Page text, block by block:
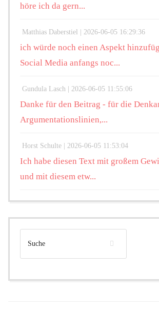
höre ich da gern...
Matthias Daberstiel | 2026-06-05 16:29:36
ich würde noch einen Aspekt
Social Media anfangs noc...
Gundula Lasch | 2026-06-05 11:55:06
Danke für den Beitrag - für die
Argumentationslinien,...
Horst Schulte | 2026-06-05 11:53:04
Ich habe diesen Text mit großem
und mit diesem etw...